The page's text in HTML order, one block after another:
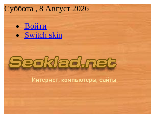
Суббота , 8 Август 2026
Войти
Switch skin